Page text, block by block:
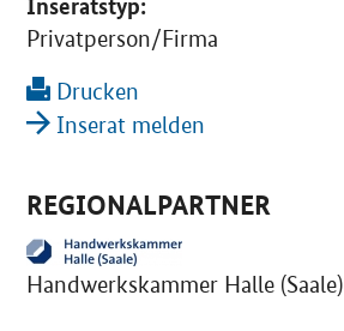
Privatperson/Firma
Drucken
Inserat melden
REGIONALPARTNER
Handwerkskammer Halle (Saale)